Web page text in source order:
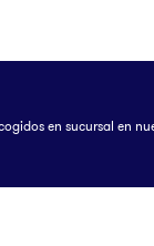
en sucursal en